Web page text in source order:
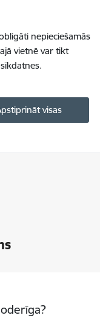
nepieciešamās
vietnē var tikt
visas